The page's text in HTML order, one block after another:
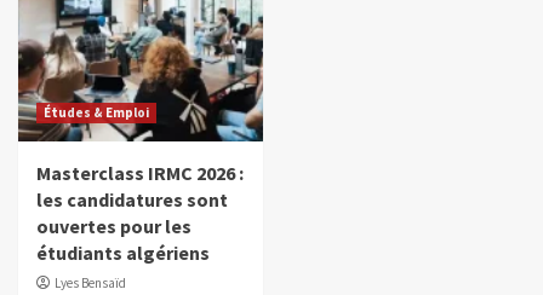
Études & Emploi
Masterclass IRMC 2026 :
les candidatures sont
ouvertes pour les
étudiants algériens
Lyes Bensaïd